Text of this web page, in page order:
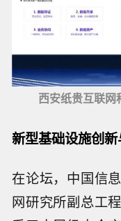
西安纸贵互联
新型基础设施创
在论坛，中国信
网研究所副总工